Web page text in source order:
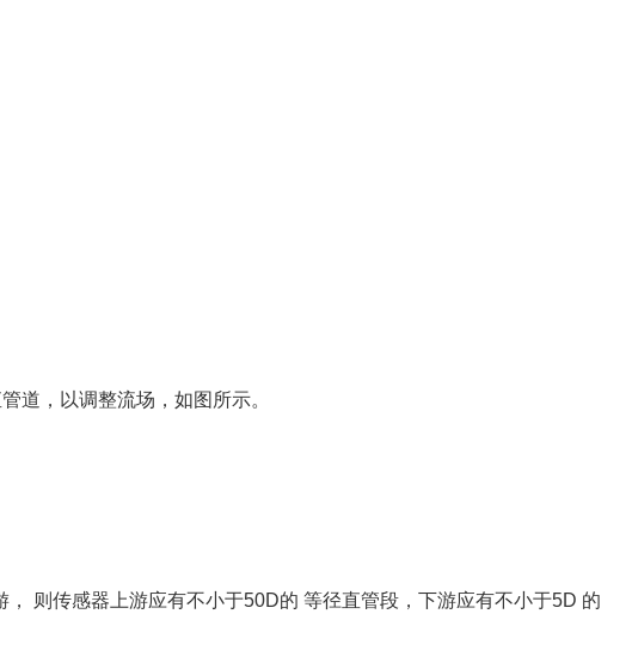
道，以调整流场，如图所示。
则传感器上游应有不小于50D的 等径直管段，下游应有不小于5D 的